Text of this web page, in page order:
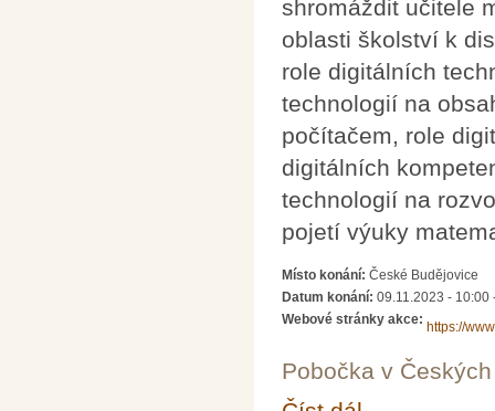
shromáždit učitele
oblasti školství k
role digitálních
technologií na
počítačem, role
digitálních
technologií na
pojetí výuky
Místo konání: České Budějovice
Datum konání: 09.11.2023 - 10:00
Webové stránky akce:
https://
Pobočka v